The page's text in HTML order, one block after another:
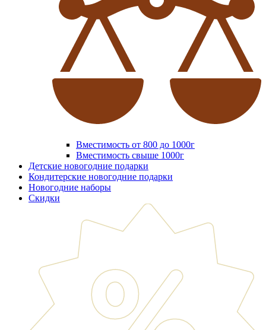
Вместимость от 800 до 1000г
Вместимость свыше 1000г
Детские новогодние подарки
Кондитерские новогодние подарки
Новогодние наборы
Скидки